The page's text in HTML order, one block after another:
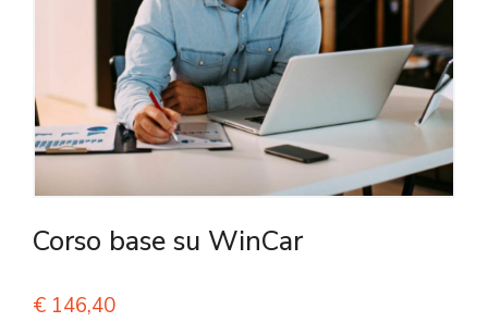
Corso base su WinCar
€ 146,40